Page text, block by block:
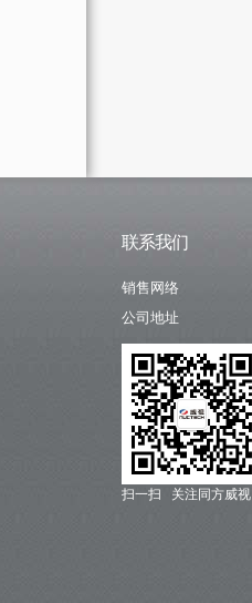
联系我们
销售网络
公司地址
扫一扫 关注同方威视